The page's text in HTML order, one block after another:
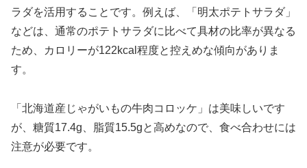
ラダを活用することです。例えば、「明太ポテトサラダ」
などは、通常のポテトサラダに比べて具材の比率が異なる
ため、
カロリーが122kcal程度と控えめな傾向がありま
す。
「北海道産じゃがいもの牛肉コロッケ」は美味しいです
が、糖質17.4g、脂質15.5gと高めなので、食べ合わせには
注意が必要です。